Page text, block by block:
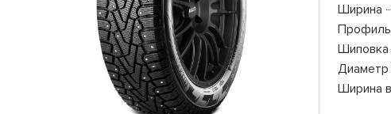
Ширина
Профиль
Шиповка
Ширина